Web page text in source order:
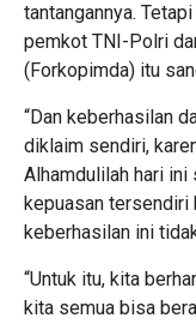
tantangannya.
pemkot TNI-Polri
(Forkopimda) itu
“Dan keberhasilan
diklaim sendiri,
Alhamdulilah hari ini
kepuasan tersendiri
keberhasilan ini
“Untuk itu, kita
kita semua bisa